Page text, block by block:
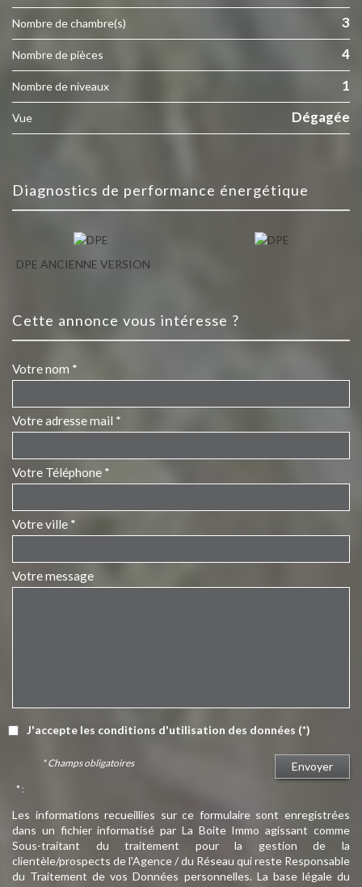
Nombre de chambre(s) 3
Nombre de pièces 4
Nombre de niveaux 1
Vue Dégagée
diagnostics de performance énergétique
DPE ANCIENNE VERSION
cette annonce vous intéresse ?
Votre nom *
Votre adresse mail *
Votre Téléphone *
Votre ville *
Votre message
J'accepte les conditions d'utilisation des données (*)
Envoyer
* Champs obligatoires
* :
Les informations recueillies sur ce formulaire sont enregistrées
dans un fichier informatisé par La Boite Immo agissant comme
Sous-traitant du traitement pour la gestion de la
clientèle/prospects de l'Agence / du Réseau qui reste Responsable
du Traitement de vos Données personnelles. La base légale du